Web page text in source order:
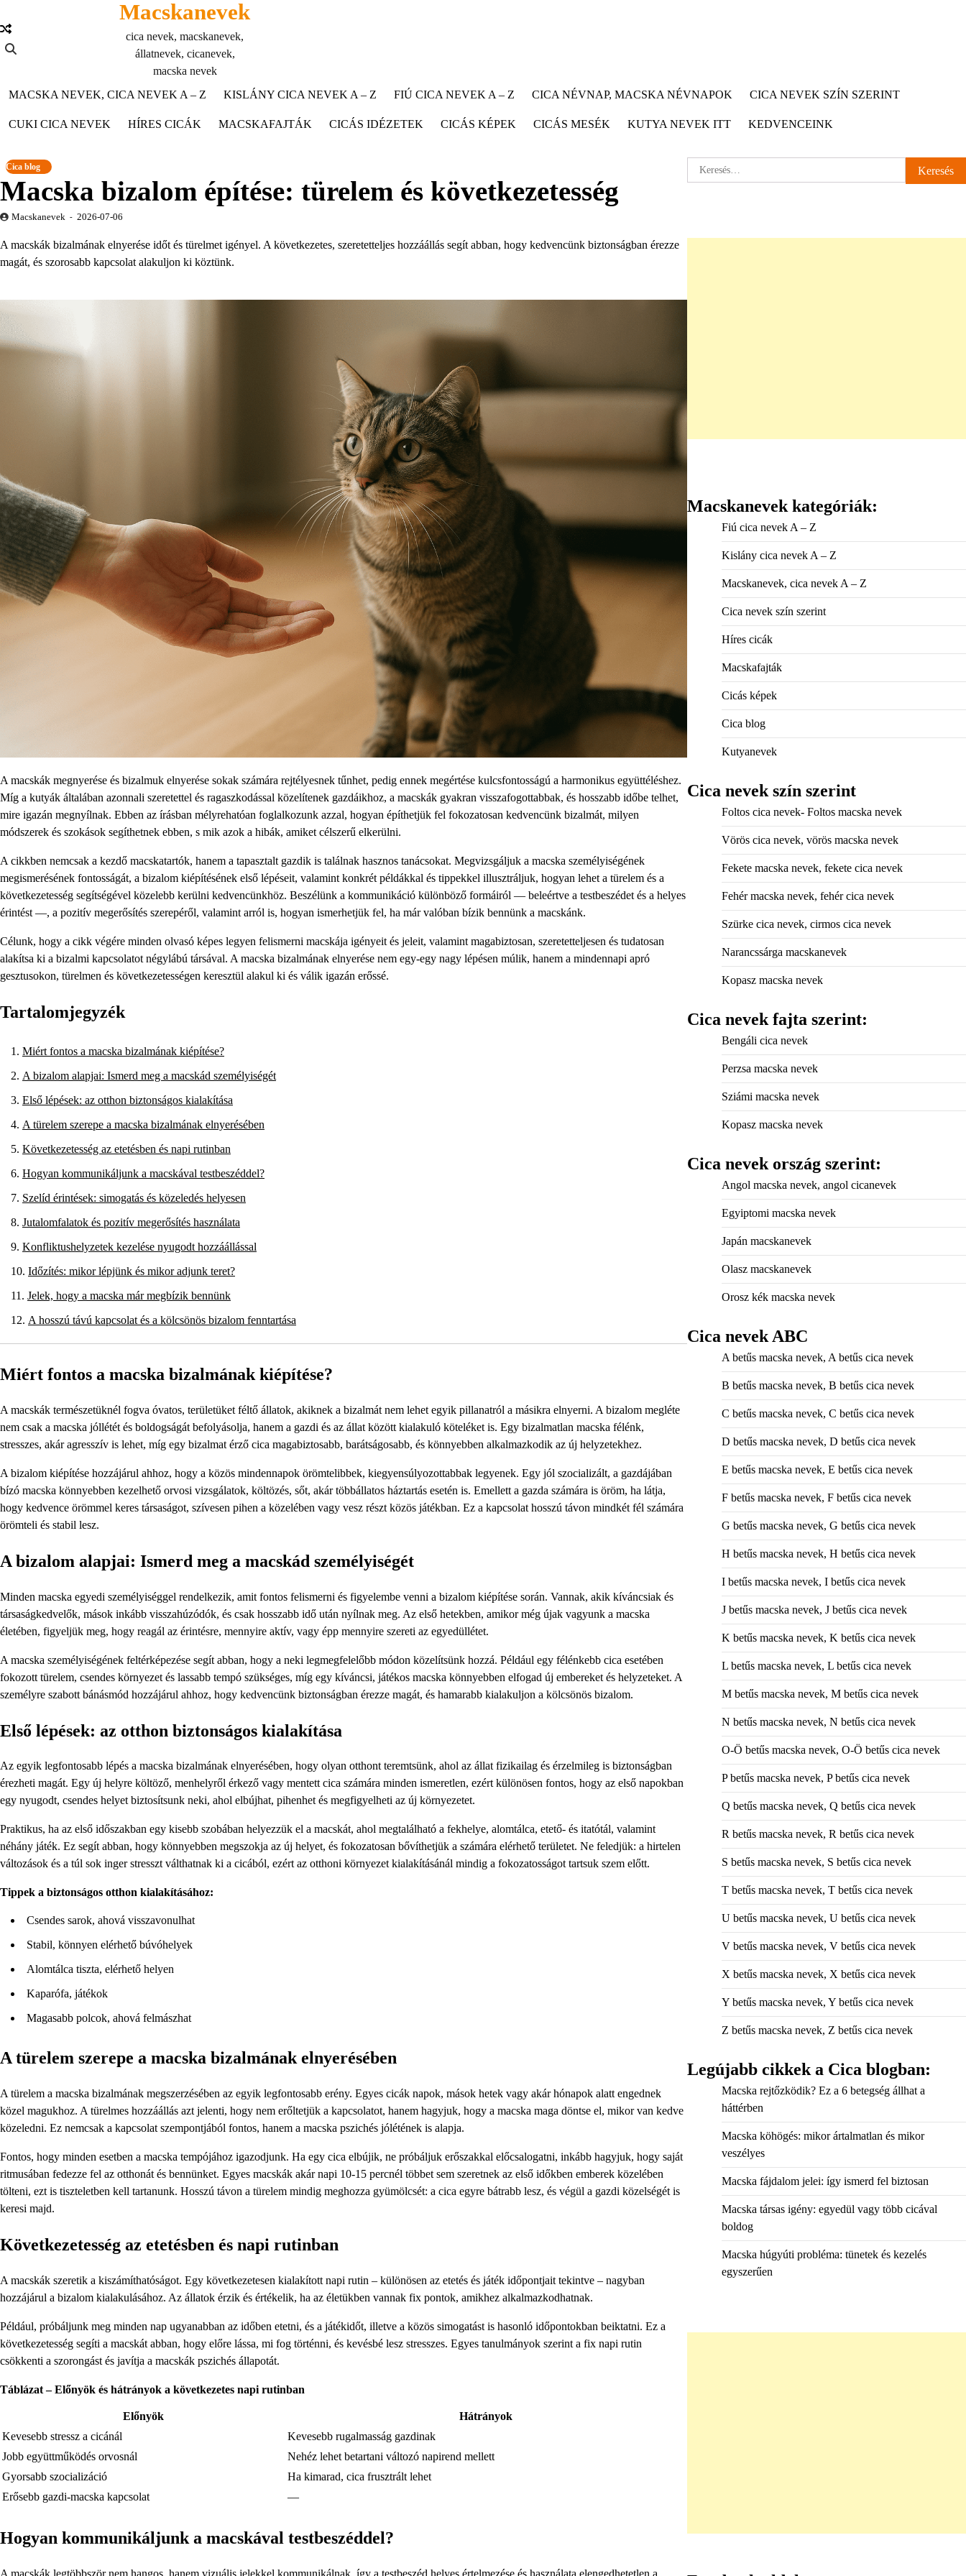
to
content
Macskanevek
cica nevek, macskanevek,
állatnevek, cicanevek,
macska nevek
MACSKA NEVEK, CICA NEVEK A – Z
KISLÁNY CICA NEVEK A – Z FIÚ CICA NEVEK A – Z CICA NÉVNAP, MACSKA NÉVNAPOK CICA NEVEK SZÍN SZERINT
CUKI CICA NEVEK HÍRES CICÁK MACSKAFAJTÁK CICÁS IDÉZETEK CICÁS KÉPEK CICÁS MESÉK KUTYA NEVEK ITT KEDVENCEINK
Cica blog
Macska bizalom építése: türelem és következetesség
Macskanevek 2026-07-06
A macskák bizalmának elnyerése időt és türelmet igényel. A következetes, szeretetteljes hozzáállás segít abban, hogy kedvencünk biztonságban érezze
magát, és szorosabb kapcsolat alakuljon ki köztünk.
A macskák megnyerése és bizalmuk elnyerése sokak számára rejtélyesnek tűnhet, pedig ennek megértése kulcsfontosságú a harmonikus együttéléshez.
Míg a kutyák általában azonnali szeretettel és ragaszkodással közelítenek gazdáikhoz, a macskák gyakran visszafogottabbak, és hosszabb időbe telhet,
mire igazán megnyílnak. Ebben az írásban mélyrehatóan foglalkozunk azzal, hogyan építhetjük fel fokozatosan kedvencünk bizalmát, milyen
módszerek és szokások segíthetnek ebben, s mik azok a hibák, amiket célszerű elkerülni.
A cikkben nemcsak a kezdő macskatartók, hanem a tapasztalt gazdik is találnak hasznos tanácsokat. Megvizsgáljuk a macska személyiségének
megismerésének fontosságát, a bizalom kiépítésének első lépéseit, valamint konkrét példákkal és tippekkel illusztráljuk, hogyan lehet a türelem és a
következetesség segítségével közelebb kerülni kedvencünkhöz. Beszélünk a kommunikáció különböző formáiról — beleértve a testbeszédet és a helyes
érintést —, a pozitív megerősítés szerepéről, valamint arról is, hogyan ismerhetjük fel, ha már valóban bízik bennünk a macskánk.
Célunk, hogy a cikk végére minden olvasó képes legyen felismerni macskája igényeit és jeleit, valamint magabiztosan, szeretetteljesen és tudatosan
alakítsa ki a bizalmi kapcsolatot négylábú társával. A macska bizalmának elnyerése nem egy-egy nagy lépésen múlik, hanem a mindennapi apró
gesztusokon, türelmen és következetességen keresztül alakul ki és válik igazán erőssé.
Tartalomjegyzék
Miért fontos a macska bizalmának kiépítése?
A bizalom alapjai: Ismerd meg a macskád személyiségét
Első lépések: az otthon biztonságos kialakítása
A türelem szerepe a macska bizalmának elnyerésében
Következetesség az etetésben és napi rutinban
Hogyan kommunikáljunk a macskával testbeszéddel?
Szelíd érintések: simogatás és közeledés helyesen
Jutalomfalatok és pozitív megerősítés használata
Konfliktushelyzetek kezelése nyugodt hozzáállással
Időzítés: mikor lépjünk és mikor adjunk teret?
Jelek, hogy a macska már megbízik bennünk
A hosszú távú kapcsolat és a kölcsönös bizalom fenntartása
Miért fontos a macska bizalmának kiépítése?
A macskák természetüknél fogva óvatos, területüket féltő állatok, akiknek a bizalmát nem lehet egyik pillanatról a másikra elnyerni. A bizalom megléte
nem csak a macska jóllétét és boldogságát befolyásolja, hanem a gazdi és az állat között kialakuló köteléket is. Egy bizalmatlan macska félénk,
stresszes, akár agresszív is lehet, míg egy bizalmat érző cica magabiztosabb, barátságosabb, és könnyebben alkalmazkodik az új helyzetekhez.
A bizalom kiépítése hozzájárul ahhoz, hogy a közös mindennapok örömtelibbek, kiegyensúlyozottabbak legyenek. Egy jól szocializált, a gazdájában
bízó macska könnyebben kezelhető orvosi vizsgálatok, költözés, sőt, akár többállatos háztartás esetén is. Emellett a gazda számára is öröm, ha látja,
hogy kedvence örömmel keres társaságot, szívesen pihen a közelében vagy vesz részt közös játékban. Ez a kapcsolat hosszú távon mindkét fél számára
örömteli és stabil lesz.
A bizalom alapjai: Ismerd meg a macskád személyiségét
Minden macska egyedi személyiséggel rendelkezik, amit fontos felismerni és figyelembe venni a bizalom kiépítése során. Vannak, akik kíváncsiak és
társaságkedvelők, mások inkább visszahúzódók, és csak hosszabb idő után nyílnak meg. Az első hetekben, amikor még újak vagyunk a macska
életében, figyeljük meg, hogy reagál az érintésre, mennyire aktív, vagy épp mennyire szereti az egyedüllétet.
A macska személyiségének feltérképezése segít abban, hogy a neki legmegfelelőbb módon közelítsünk hozzá. Például egy félénkebb cica esetében
fokozott türelem, csendes környezet és lassabb tempó szükséges, míg egy kíváncsi, játékos macska könnyebben elfogad új embereket és helyzeteket. A
személyre szabott bánásmód hozzájárul ahhoz, hogy kedvencünk biztonságban érezze magát, és hamarabb kialakuljon a kölcsönös bizalom.
Első lépések: az otthon biztonságos kialakítása
Az egyik legfontosabb lépés a macska bizalmának elnyerésében, hogy olyan otthont teremtsünk, ahol az állat fizikailag és érzelmileg is biztonságban
érezheti magát. Egy új helyre költöző, menhelyről érkező vagy mentett cica számára minden ismeretlen, ezért különösen fontos, hogy az első napokban
egy nyugodt, csendes helyet biztosítsunk neki, ahol elbújhat, pihenhet és megfigyelheti az új környezetet.
Praktikus, ha az első időszakban egy kisebb szobában helyezzük el a macskát, ahol megtalálható a fekhelye, alomtálca, etető- és itatótál, valamint
néhány játék. Ez segít abban, hogy könnyebben megszokja az új helyet, és fokozatosan bővíthetjük a számára elérhető területet. Ne feledjük: a hirtelen
változások és a túl sok inger stresszt válthatnak ki a cicából, ezért az otthoni környezet kialakításánál mindig a fokozatosságot tartsuk szem előtt.
Tippek a biztonságos otthon kialakításához:
Csendes sarok, ahová visszavonulhat
Stabil, könnyen elérhető búvóhelyek
Alomtálca tiszta, elérhető helyen
Kaparófa, játékok
Magasabb polcok, ahová felmászhat
A türelem szerepe a macska bizalmának elnyerésében
A türelem a macska bizalmának megszerzésében az egyik legfontosabb erény. Egyes cicák napok, mások hetek vagy akár hónapok alatt engednek
közel magukhoz. A türelmes hozzáállás azt jelenti, hogy nem erőltetjük a kapcsolatot, hanem hagyjuk, hogy a macska maga döntse el, mikor van kedve
közeledni. Ez nemcsak a kapcsolat szempontjából fontos, hanem a macska pszichés jólétének is alapja.
Fontos, hogy minden esetben a macska tempójához igazodjunk. Ha egy cica elbújik, ne próbáljuk erőszakkal előcsalogatni, inkább hagyjuk, hogy saját
ritmusában fedezze fel az otthonát és bennünket. Egyes macskák akár napi 10-15 percnél többet sem szeretnek az első időkben emberek közelében
tölteni, ezt is tiszteletben kell tartanunk. Hosszú távon a türelem mindig meghozza gyümölcsét: a cica egyre bátrabb lesz, és végül a gazdi közelségét is
keresi majd.
Következetesség az etetésben és napi rutinban
A macskák szeretik a kiszámíthatóságot. Egy következetesen kialakított napi rutin – különösen az etetés és játék időpontjait tekintve – nagyban
hozzájárul a bizalom kialakulásához. Az állatok érzik és értékelik, ha az életükben vannak fix pontok, amikhez alkalmazkodhatnak.
Például, próbáljunk meg minden nap ugyanabban az időben etetni, és a játékidőt, illetve a közös simogatást is hasonló időpontokban beiktatni. Ez a
következetesség segíti a macskát abban, hogy előre lássa, mi fog történni, és kevésbé lesz stresszes. Egyes tanulmányok szerint a fix napi rutin
csökkenti a szorongást és javítja a macskák pszichés állapotát.
Táblázat – Előnyök és hátrányok a következetes napi rutinban
Előnyök
Hátrányok
Kevesebb stressz a cicánál
Kevesebb rugalmasság gazdinak
Jobb együttműködés orvosnál
Nehéz lehet betartani változó napirend mellett
Gyorsabb szocializáció
Ha kimarad, cica frusztrált lehet
Erősebb gazdi-macska kapcsolat
—
Hogyan kommunikáljunk a macskával testbeszéddel?
A macskák legtöbbször nem hangos, hanem vizuális jelekkel kommunikálnak, így a testbeszéd helyes értelmezése és használata elengedhetetlen a
Keresés:
Macskanevek kategóriák:
Fiú cica nevek A – Z
Kislány cica nevek A – Z
Macskanevek, cica nevek A – Z
Cica nevek szín szerint
Híres cicák
Macskafajták
Cicás képek
Cica blog
Kutyanevek
Cica nevek szín szerint
Foltos cica nevek- Foltos macska nevek
Vörös cica nevek, vörös macska nevek
Fekete macska nevek, fekete cica nevek
Fehér macska nevek, fehér cica nevek
Szürke cica nevek, cirmos cica nevek
Narancssárga macskanevek
Kopasz macska nevek
Cica nevek fajta szerint:
Bengáli cica nevek
Perzsa macska nevek
Sziámi macska nevek
Kopasz macska nevek
Cica nevek ország szerint:
Angol macska nevek, angol cicanevek
Egyiptomi macska nevek
Japán macskanevek
Olasz macskanevek
Orosz kék macska nevek
Cica nevek ABC
A betűs macska nevek, A betűs cica nevek
B betűs macska nevek, B betűs cica nevek
C betűs macska nevek, C betűs cica nevek
D betűs macska nevek, D betűs cica nevek
E betűs macska nevek, E betűs cica nevek
F betűs macska nevek, F betűs cica nevek
G betűs macska nevek, G betűs cica nevek
H betűs macska nevek, H betűs cica nevek
I betűs macska nevek, I betűs cica nevek
J betűs macska nevek, J betűs cica nevek
K betűs macska nevek, K betűs cica nevek
L betűs macska nevek, L betűs cica nevek
M betűs macska nevek, M betűs cica nevek
N betűs macska nevek, N betűs cica nevek
O-Ö betűs macska nevek, O-Ö betűs cica nevek
P betűs macska nevek, P betűs cica nevek
Q betűs macska nevek, Q betűs cica nevek
R betűs macska nevek, R betűs cica nevek
S betűs macska nevek, S betűs cica nevek
T betűs macska nevek, T betűs cica nevek
U betűs macska nevek, U betűs cica nevek
V betűs macska nevek, V betűs cica nevek
X betűs macska nevek, X betűs cica nevek
Y betűs macska nevek, Y betűs cica nevek
Z betűs macska nevek, Z betűs cica nevek
Legújabb cikkek a Cica blogban:
Macska rejtőzködik? Ez a 6 betegség állhat a
háttérben
Macska köhögés: mikor ártalmatlan és mikor
veszélyes
Macska fájdalom jelei: így ismerd fel biztosan
Macska társas igény: egyedül vagy több cicával
boldog
Macska húgyúti probléma: tünetek és kezelés
egyszerűen